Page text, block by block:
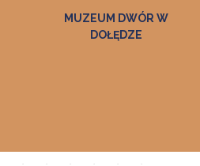
SIEDZIBA